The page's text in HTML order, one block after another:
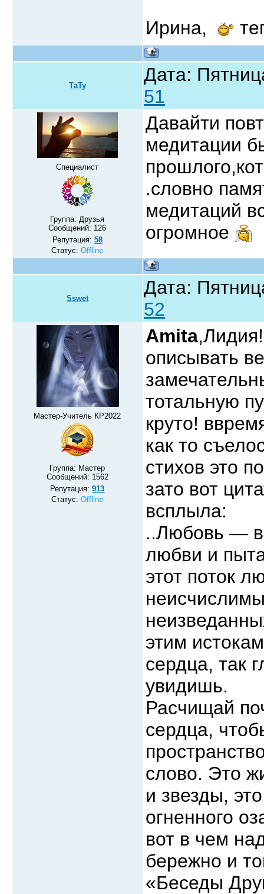
Ирина,
ТаТу
Дата:
51
Специалист
Группа: Друзья
Сообщений: 126
Репутация: 58
Статус:Offline
Давайти
медитации
.словно
медитаций
огромное
Sswet
Дата:
52
Мастер-Учитель КР2022
Группа: Мастер
Сообщений: 1562
Репутация:913
Статус:Offline
Amita
описывать
тотальную
круто!
как то
стихов это
зато вот
всплыла:
..Любовь —
любви и
этот поток
этим
сердца, так
увидишь.
Расчищай
сердца,
слово. Это
и звезды,
огненного
вот в чем
бережно и
«Беседы